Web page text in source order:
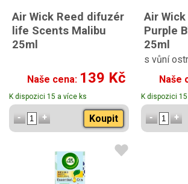
Air Wick Reed difuzér
life Scents Malibu
25ml
Naše cena: 139 Kč
K dispozici 15 a více ks
Koupit
Air
Purple
25ml
s vůní
Naše
K dispozici